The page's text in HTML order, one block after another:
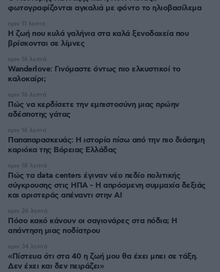
φωτογραφίζονται αγκαλιά με φόντο το ηλιοβασίλεμα
Η ζωή που κυλά γαλήνια στα καλά ξενοδοχεία που
βρίσκονται σε λίμνες
πριν 11 λεπτά
Wanderlove: Γινόμαστε όντως πιο ελκυστικοί το
καλοκαίρι;
πριν 16 λεπτά
Πώς να κερδίσετε την εμπιστοσύνη μιας πρώην
αδέσποτης γάτας
πριν 16 λεπτά
Παπαπαρασκευάς: Η ιστορία πίσω από την πιο διάσημη
καριόκα της Βόρειας Ελλάδας
πριν 16 λεπτά
Πώς τα data centers έγιναν νέο πεδίο πολιτικής
σύγκρουσης στις ΗΠΑ - Η απρόσμενη συμμαχία δεξιάς
και αριστεράς απέναντι στην AI
πριν 18 λεπτά
Πόσο κακό κάνουν οι σαγιονάρες στα πόδια; Η
απάντηση μιας ποδίατρου
πριν 26 λεπτά
«Πίστευα ότι στα 40 η ζωή μου θα έχει μπει σε τάξη.
Δεν έχει και δεν πειράζει»
πριν 34 λεπτά